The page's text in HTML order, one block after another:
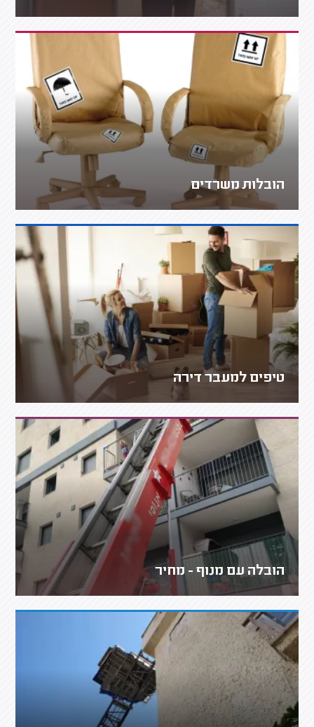
הובלות משרדים
טיפים למעבר דירה
הובלה עם מנוף - מחיר